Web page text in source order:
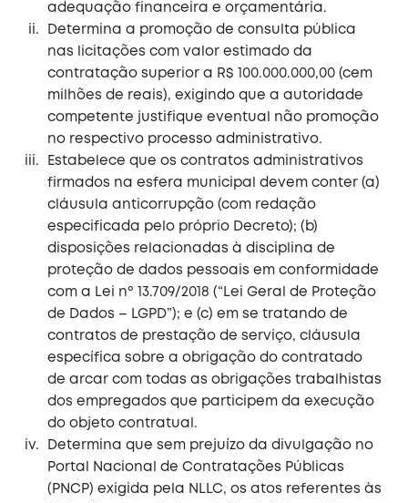
adequação financeira e orçamentária.
Determina a promoção de consulta pública
nas licitações com valor estimado da
contratação superior a R$ 100.000.000,00 (cem
milhões de reais), exigindo que a autoridade
competente justifique eventual não promoção
no respectivo processo administrativo.
Estabelece que os contratos administrativos
firmados na esfera municipal devem conter (a)
cláusula anticorrupção (com redação
especificada pelo próprio Decreto); (b)
disposições relacionadas à disciplina de
proteção de dados pessoais em conformidade
com a Lei nº 13.709/2018 (“Lei Geral de Proteção
de Dados – LGPD”); e (c) em se tratando de
contratos de prestação de serviço, cláusula
específica sobre a obrigação do contratado
de arcar com todas as obrigações trabalhistas
dos empregados que participem da execução
do objeto contratual.
Determina que sem prejuízo da divulgação no
Portal Nacional de Contratações Públicas
(PNCP) exigida pela NLLC, os atos referentes às